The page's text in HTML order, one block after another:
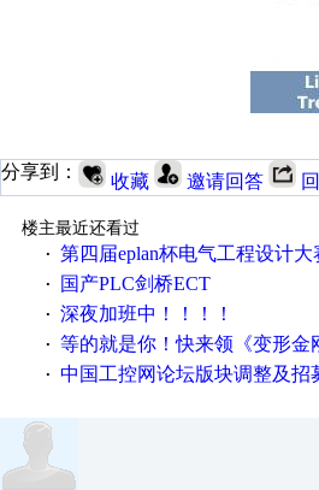
分享到： 收藏 邀请回答
楼主最近还看过
· 第四届eplan杯电气工程设计大赛报名啦！
· 国产PLC剑桥ECT
· 深夜加班中！！！！
· 等的就是你！快来领《变形金刚5》观
· 中国工控网论坛版块调整及招募版主公